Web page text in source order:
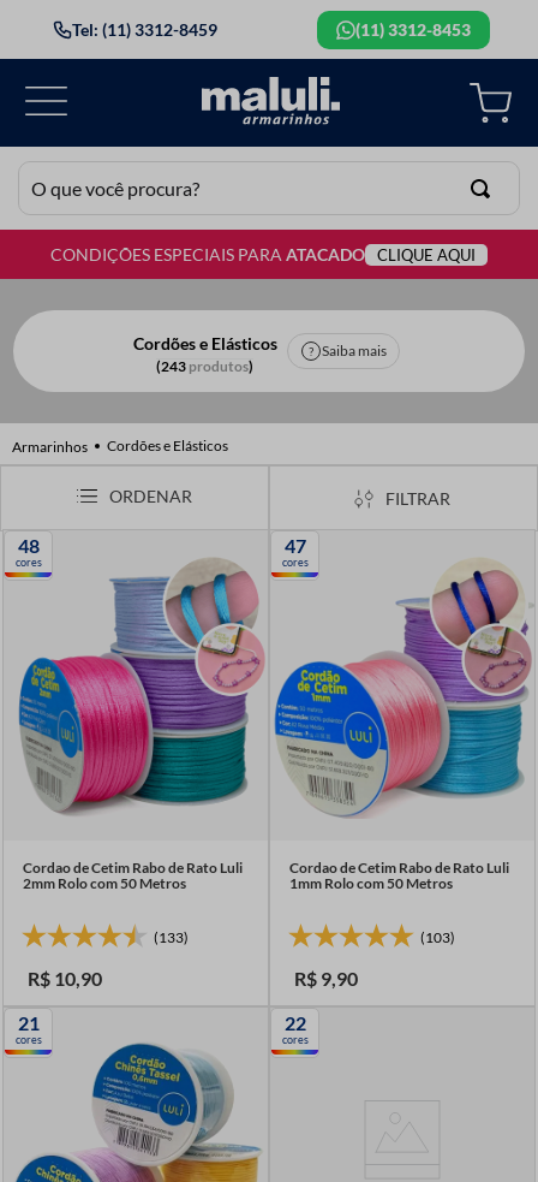
Tel: (11) 3312-8459 (11) 3312-8453
O que você procura?
CONDIÇÕES ESPECIAIS PARAATACADO CLIQUE AQUI
Cordões e Elásticos
243 produtos
Saiba mais
Cordões e Elásticos
FILTRAR
48
cores
Cordao de Cetim Rabo de Rato Luli
2mm Rolo com 50 Metros
(133)
R$ 10,90
47
cores
Cordao de Cetim Rabo de Rato Luli
1mm Rolo com 50 Metros
(103)
R$ 9,90
21
cores
22
cores
TERMOS MAIS BUSCADOS
barbante
4º
elastico
5º
renda
ziper
7
fio malha
passamanaria
10º amigurumi